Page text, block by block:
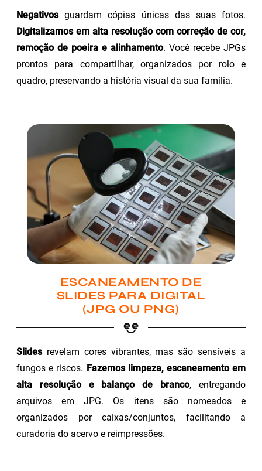
Negativosguardam cópias únicas das suas fotos.
Digitalizamos em alta resolução com correção de cor,
remoção de poeira e alinhamento. Você recebe JPGs
prontos para compartilhar, organizados por rolo e
quadro, preservando a história visual da sua família.
ESCANEAMENTO DE
SLIDES PARA DIGITAL
(JPG OU PNG)
Slidesrevelam cores vibrantes, mas são sensíveis a
fungos e riscos. Fazemos limpeza, escaneamento em
alta resolução e balanço de branco, entregando
arquivos em JPG. Os itens são nomeados e
organizados por caixas/conjuntos, facilitando a
curadoria do acervo e reimpressões.